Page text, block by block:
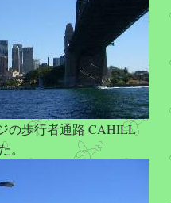
の歩行者通路 CAHILL
。